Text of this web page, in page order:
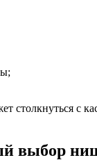
столкнуться с
выбор